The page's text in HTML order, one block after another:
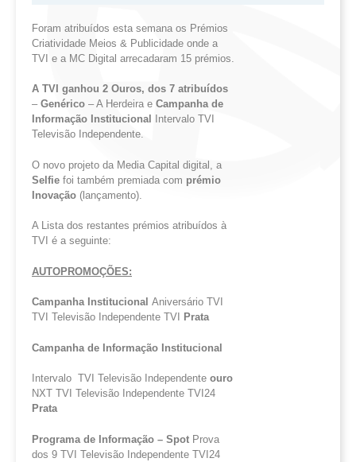
Foram atribuídos esta semana os Prémios
Criatividade Meios & Publicidade onde a
TVI e a MC Digital arrecadaram 15 prémios.
A TVI ganhou 2 Ouros, dos 7 atribuídos
– Genérico – A Herdeira e Campanha de
Informação Institucional
Intervalo TVI
Televisão Independente.
O novo projeto da Media Capital digital, a
Selfie foi também premiada com prémio
Inovação (lançamento).
A Lista dos restantes prémios atribuídos à
TVI é a seguinte:
AUTOPROMOÇÕES:
Campanha Institucional Aniversário TVI
TVI Televisão Independente TVI
Prata
Campanha de Informação Institucional
Intervalo TVI Televisão Independente ouro
NXT TVI Televisão Independente TVI24
Prata
Programa de Informação – Spot Prova
dos 9 TVI Televisão Independente TVI24